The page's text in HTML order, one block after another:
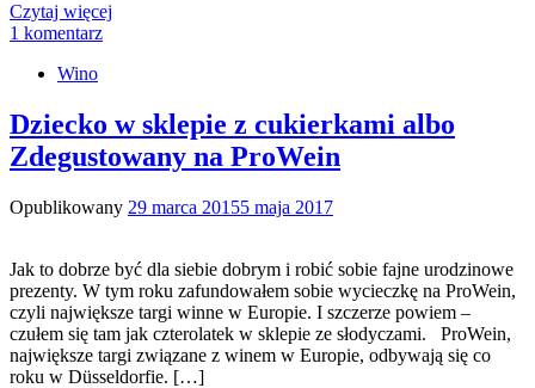
Czytaj więcej
1 komentarz
Wino
Dziecko w sklepie z cukierkami albo
Zdegustowany na ProWein
Opublikowany 29 marca 20155 maja 2017
Jak to dobrze być dla siebie dobrym i robić sobie fajne urodzinowe
prezenty. W tym roku zafundowałem sobie wycieczkę na ProWein,
czyli największe targi winne w Europie. I szczerze powiem –
czułem się tam jak czterolatek w sklepie ze słodyczami. ProWein,
największe targi związane z winem w Europie, odbywają się co
roku w Düsseldorfie. […]